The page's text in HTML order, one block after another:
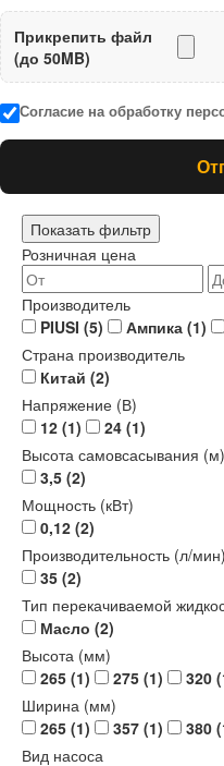
Прикрепить файл
(до 50MB)
Согласие на обработку
Показать фильтр
Розничная цена
Производитель
PIUSI (5) Ампика (1)
Страна производитель
Китай (2)
Напряжение (В)
12 (1) 24 (1)
Высота самовсасывания (м)
3,5 (2)
Мощность (кВт)
0,12 (2)
Производительность (л/мин)
35 (2)
Тип перекачиваемой
Масло (2)
Высота (мм)
265 (1) 275 (1) 320
Ширина (мм)
265 (1) 357 (1) 380
Вид насоса